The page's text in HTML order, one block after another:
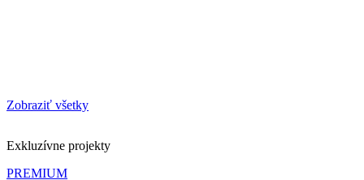
Zobraziť všetky
Exkluzívne projekty
PREMIUM